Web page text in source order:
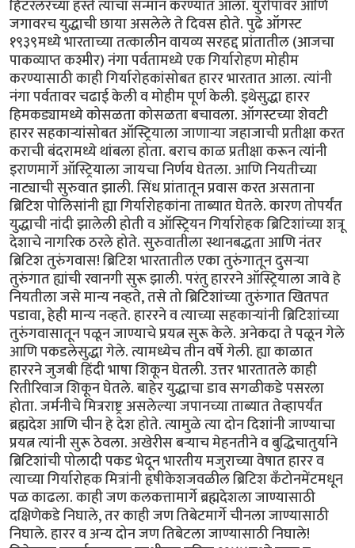
हिटरलरच्या हस्ते त्याचा सन्मान करण्यात आला. युरोपावर आणि
जगावरच युद्धाची छाया असलेले ते दिवस होते. पुढे ऑगस्ट
१९३९मध्ये भारताच्या तत्कालीन वायव्य सरहद्द प्रांतातील (आजचा
पाकव्याप्त कश्मीर) नंगा पर्वतामध्ये एक गिर्यारोहण मोहीम
करण्यासाठी काही गिर्यारोहकांसोबत हारर भारतात आला. त्यांनी
नंगा पर्वतावर चढाई केली व मोहीम पूर्ण केली. इथेसुद्धा हारर
हिमकड्यामध्ये कोसळता कोसळता बचावला. ऑगस्टच्या शेवटी
हारर सहकार्‍यांसोबत ऑस्ट्रियाला जाणार्‍या जहाजाची प्रतीक्षा करत
कराची बंदरामध्ये थांबला होता. बराच काळ प्रतीक्षा करून त्यांनी
इराणमार्गे ऑस्ट्रियाला जायचा निर्णय घेतला. आणि नियतीच्या
नाट्याची सुरुवात झाली. सिंध प्रांतातून प्रवास करत असताना
ब्रिटिश पोलिसांनी ह्या गिर्यारोहकांना ताब्यात घेतले. कारण तोपर्यंत
युद्धाची नांदी झालेली होती व ऑस्ट्रियन गिर्यारोहक ब्रिटिशांच्या शत्रू
देशाचे नागरिक ठरले होते. सुरुवातीला स्थानबद्धता आणि नंतर
ब्रिटिश तुरुंगवास! ब्रिटिश भारतातील एका तुरुंगातून दुसर्‍या
तुरुंगात ह्यांची रवानगी सुरू झाली. परंतु हाररने ऑस्ट्रियाला जावे हे
नियतीला जसे मान्य नव्हते, तसे तो ब्रिटिशांच्या तुरुंगात खितपत
पडावा, हेही‌ मान्य नव्हते. हाररने व त्याच्या सहकार्‍यांनी ब्रिटिशांच्या
तुरुंगवासातून पळून जाण्याचे प्रयत्न सुरू केले. अनेकदा ते पळून गेले
आणि पकडलेसुद्धा गेले. त्यामध्येच तीन वर्षे गेली. ह्या काळात
हाररने जुजबी हिंदी भाषा शिकून घेतली. उत्तर भारतातले काही
रितीरिवाज शिकून घेतले. बाहेर युद्धाचा डाव सगळीकडे पसरला
होता. जर्मनीचे मित्रराष्ट्र असलेल्या जपानच्या ताब्यात तेव्हापर्यंत
ब्रह्मदेश आणि चीन हे देश होते. त्यामुळे त्या दोन दिशांनी जाण्याचा
प्रयत्न त्यांनी सुरू ठेवला. अखेरीस बर्‍याच मेहनतीने व बुद्धिचातुर्याने
ब्रिटिशांची पोलादी पकड भेदून भारतीय मजुराच्या वेषात हारर व
त्याच्या गिर्यारोहक मित्रांनी हृषीकेशजवळील ब्रिटिश कँटोनमेंटमधून
पळ काढला. काही जण कलकत्तामार्गे ब्रह्मदेशला जाण्यासाठी
दक्षिणेकडे निघाले, तर काही जण तिबेटमार्गे चीनला जाण्यासाठी
निघाले. हारर व अन्य दोन जण तिबेटला जाण्यासाठी निघाले!